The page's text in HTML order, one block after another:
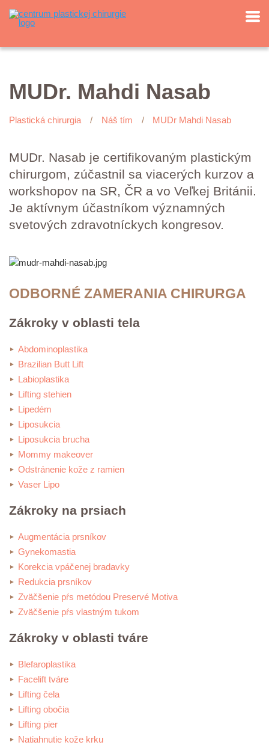
MUDr. Mahdi Nasab
Plastická chirurgia Náš tím MUDr Mahdi Nasab
MUDr. Nasab je certifikovaným plastickým
chirurgom, zúčastnil sa viacerých kurzov a
workshopov na SR, ČR a vo Veľkej Británii.
Je aktívnym účastníkom významných
svetových zdravotníckych kongresov.
ODBORNÉ ZAMERANIA CHIRURGA
Zákroky v oblasti tela
Abdominoplastika
Brazilian Butt Lift
Labioplastika
Lifting stehien
Lipedém
Liposukcia
Liposukcia brucha
Mommy makeover
Odstránenie kože z ramien
Vaser Lipo
Zákroky na prsiach
Augmentácia prsníkov
Gynekomastia
Korekcia vpáčenej bradavky
Redukcia prsníkov
Zväčšenie pŕs metódou Preservé Motiva
Zväčšenie pŕs vlastným tukom
Zákroky v oblasti tváre
Blefaroplastika
Facelift tváre
Lifting čela
Lifting obočia
Lifting pier
Natiahnutie kože krku